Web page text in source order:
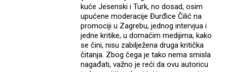
kuće Jesenski i Turk, no dosad, osim
upućene moderacije Đurđice Čilić na
promociji u Zagrebu, jednog intervjua i
jedne kritike, u domaćim medijima, kako
se čini, nisu zabilježena druga kritička
čitanja. Zbog čega je tako nema smisla
nagađati, važno je reći da ovu autoricu